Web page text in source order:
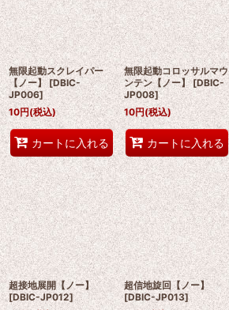
無限起動スクレイパー
【ノー】 [DBIC-
JP006]
10円(税込)
カートに入れる
無限起動コロッサルマウ
ンテン【ノー】 [DBIC-
JP008]
10円(税込)
カートに入れる
超接地展開【ノー】
[DBIC-JP012]
超信地旋回【ノー】
[DBIC-JP013]